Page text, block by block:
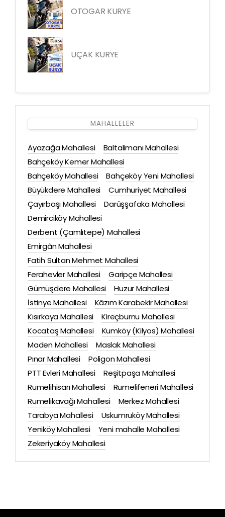
OTOGAR KURYE
UÇAK KURYE
MAHALLELER
Ayazağa Mahallesi
Baltalimanı Mahallesi
Bahçeköy Kemer Mahallesi
Bahçeköy Mahallesi
Bahçeköy Yeni Mahallesi
Büyükdere Mahallesi
Cumhuriyet Mahallesi
Çayırbaşı Mahallesi
Darüşşafaka Mahallesi
Demirciköy Mahallesi
Derbent (Çamlıtepe) Mahallesi
Emirgân Mahallesi
Fatih Sultan Mehmet Mahallesi
Ferahevler Mahallesi
Garipçe Mahallesi
Gümüşdere Mahallesi
Huzur Mahallesi
İstinye Mahallesi
Kâzım Karabekir Mahallesi
Kısırkaya Mahallesi
Kireçburnu Mahallesi
Kocataş Mahallesi
Kumköy (Kilyos) Mahallesi
Maden Mahallesi
Maslak Mahallesi
Pınar Mahallesi
Poligon Mahallesi
PTT Evleri Mahallesi
Reşitpaşa Mahallesi
Rumelihisarı Mahallesi
Rumelifeneri Mahallesi
Rumelikavağı Mahallesi
Merkez Mahallesi
Tarabya Mahallesi
Uskumruköy Mahallesi
Yeniköy Mahallesi
Yeni mahalle Mahallesi
Zekeriyaköy Mahallesi